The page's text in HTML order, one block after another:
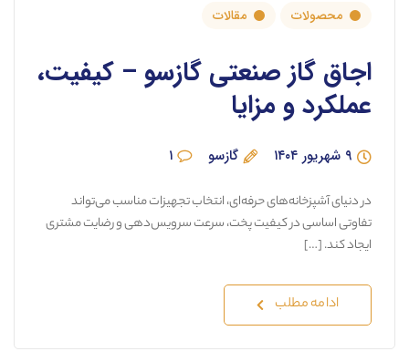
محصولات مقالات
اجاق گاز صنعتی گازسو – کیفیت،
عملکرد و مزایا
۹ شهریور ۱۴۰۴ گازسو ۱
در دنیای آشپزخانه‌های حرفه‌ای، انتخاب تجهیزات مناسب می‌تواند
تفاوتی اساسی در کیفیت پخت، سرعت سرویس‌دهی و رضایت مشتری
ایجاد کند. […]
ادامه مطلب